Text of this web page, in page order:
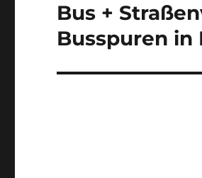
Nächster
Beitrag:
Bus +
Busspuren in